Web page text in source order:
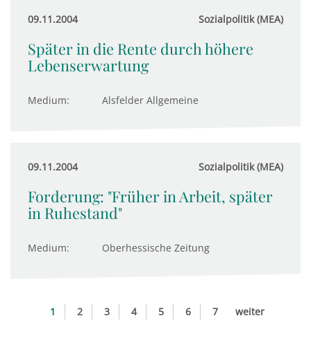
09.11.2004 Sozialpolitik (MEA)
Später in die Rente durch höhere
Lebenserwartung
Medium: Alsfelder Allgemeine
09.11.2004 Sozialpolitik (MEA)
Forderung: "Früher in Arbeit, später
in Ruhestand"
Medium: Oberhessische Zeitung
1 2 3 4 5 6 7 weiter